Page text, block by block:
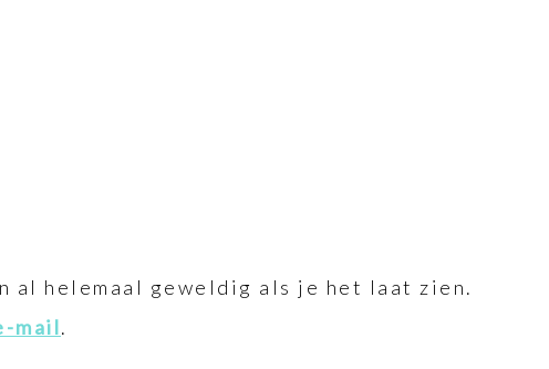
al helemaal geweldig als je het laat zien.
mail.